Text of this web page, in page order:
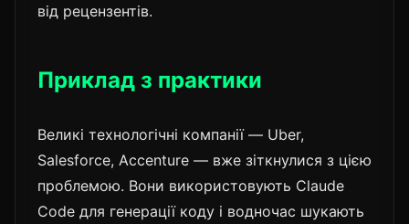
від рецензентів.
Приклад з практики
Великі технологічні компанії — Uber,
Salesforce, Accenture — вже зіткнулися з цією
проблемою. Вони використовують Claude
Code для генерації коду і водночас шукають